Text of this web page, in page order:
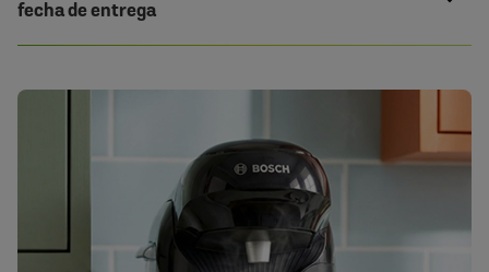
fecha de entrega